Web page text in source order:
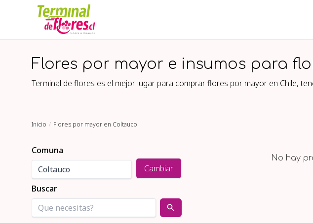
Flores por mayor e insumos para
Terminal de flores es el mejor lugar para comprar flores por mayor en Chile,
Inicio Flores por mayor en Coltauco
Comuna
Cambiar
Buscar
No hay